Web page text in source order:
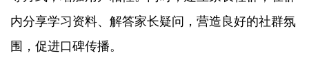
内分享学习资料、解答家长疑问，营造良好的社群氛
围，促进口碑传播。​